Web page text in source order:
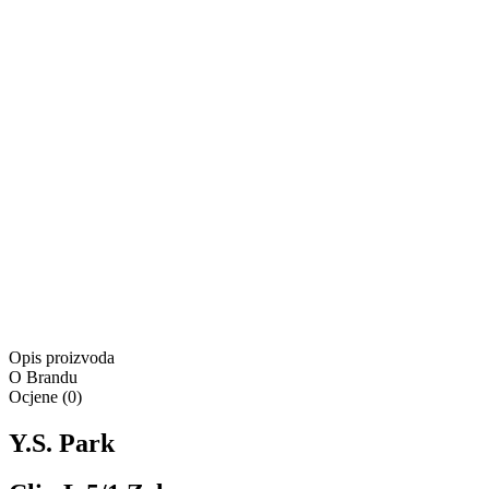
Opis proizvoda
O Brandu
Ocjene (0)
Y.S. Park